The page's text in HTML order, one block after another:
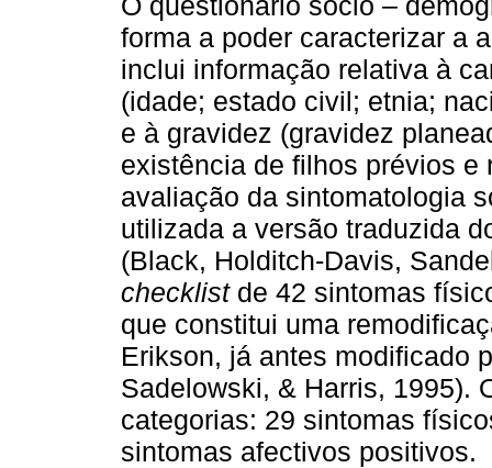
forma a poder caracterizar a
inclui informação relativa à
(idade; estado civil; etnia;
e à gravidez (gravidez
existência de filhos prévios
avaliação da sinto­matologia
utilizada a versão traduzida
(Black, Holditch­-Davis,
checklist de 42 sintomas
que constitui uma
Erikson, já antes mo­dificado
Sadelowski, & Harris, 1995).
categorias: 29 sintomas
sintomas afectivos positivos.